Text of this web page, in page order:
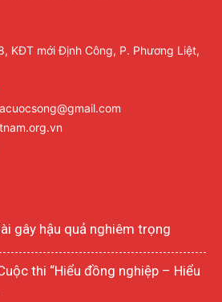
KĐT mới Định Công, P. Phương Liệt,
gây hậu quả nghiêm trọng
thi “Hiểu đồng nghiệp – Hiểu